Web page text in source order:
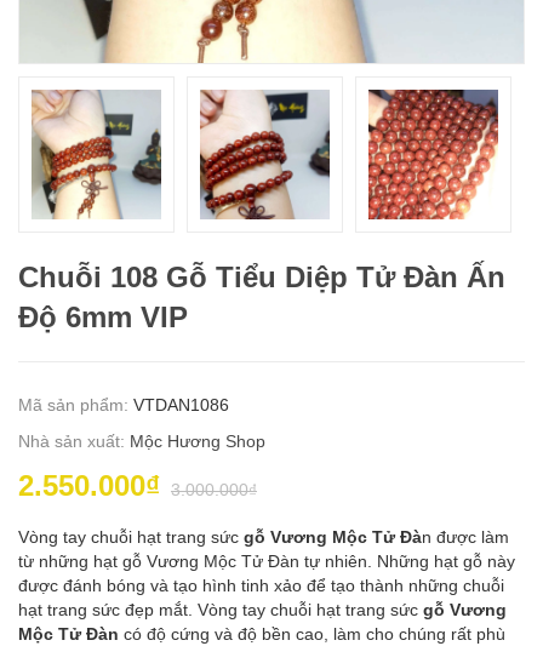
Chuỗi 108 Gỗ Tiểu Diệp Tử Đàn Ấn
Độ 6mm VIP
Mã sản phẩm: VTDAN1086
Nhà sản xuất: Mộc Hương Shop
2.550.000₫ 3.000.000₫
Vòng tay chuỗi hạt trang sức gỗ Vương Mộc Tử Đàn được làm
từ những hạt gỗ Vương Mộc Tử Đàn tự nhiên. Những hạt gỗ này
được đánh bóng và tạo hình tinh xảo để tạo thành những chuỗi
hạt trang sức đẹp mắt. Vòng tay chuỗi hạt trang sức gỗ Vương
Mộc Tử Đàn có độ cứng và độ bền cao, làm cho chúng rất phù